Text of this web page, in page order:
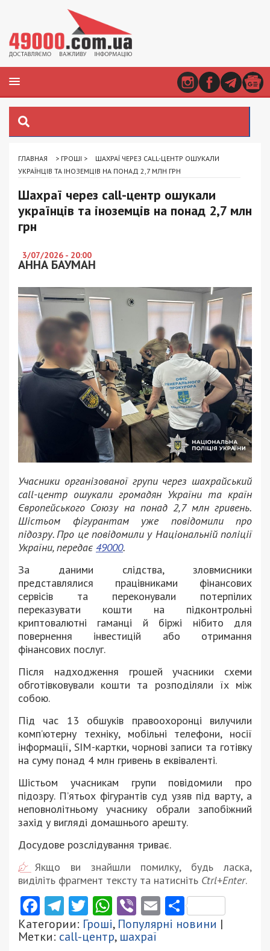
ГЛАВНАЯ > ГРОШІ >
ШАХРАЇ ЧЕРЕЗ CALL-ЦЕНТР ОШУКАЛИ
УКРАЇНЦІВ ТА ІНОЗЕМЦІВ НА ПОНАД 2,7 МЛН ГРН
Шахраї через call-центр ошукали
українців та іноземців на понад 2,7 млн
грн
3/07/2026 - 20:00
АННА БАУМАН
Учасники організованої групи через шахрайський
call-центр ошукали громадян України та країн
Європейського Союзу на понад 2,7 млн гривень.
Шістьом фігурантам уже повідомили про
підозру. Про це повідомили у Національній поліції
України, передає 49000.
За даними слідства, зловмисники
представлялися працівниками фінансових
сервісів та переконували потерпілих
переказувати кошти на підконтрольні
криптовалютні гаманці й біржі нібито для
повернення інвестицій або отримання
фінансових послуг.
Після надходження грошей учасники схеми
обготівковували кошти та розподіляли їх між
собою.
Під час 13 обшуків правоохоронці вилучили
комп’ютерну техніку, мобільні телефони, носії
інформації, SIM-картки, чорнові записи та готівку
на суму понад 4 млн гривень в еквіваленті.
Шістьом учасникам групи повідомили про
підозру. П’ятьох фігурантів суд узяв під варту, а
неповнолітньому учаснику обрали запобіжний
захід у вигляді домашнього арешту.
Досудове розслідування триває.
Якщо ви знайшли помилку, будь ласка,
виділіть фрагмент тексту та натисніть Ctrl+Enter.
Facebook
Telegram
Twitter
WhatsApp
ViberEmail
Категории: Гроші, Популярні новини |
Метки: call-центр, шахраї